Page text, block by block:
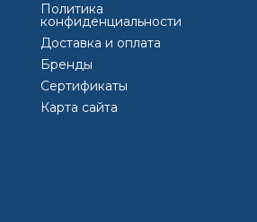
Политика
конфиденциальности
Доставка и оплата
Бренды
Сертификаты
Карта сайта